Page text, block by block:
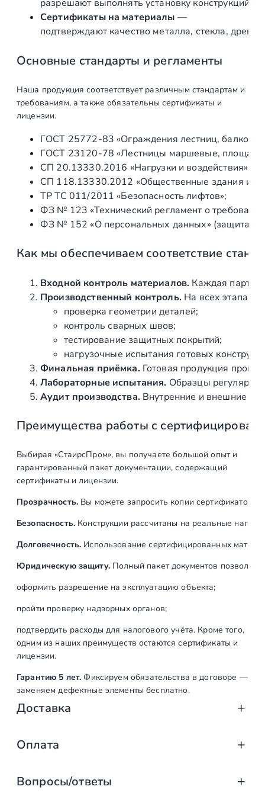
Производство
крепежей
ед 1
Изготовление
ограждений
ед
Изготовление
поручня
ед 1
Монтаж
Доставка,
разгрузка
ед 1
закладных
Монтаж перил ед
1
Установка поручня
м
разрешают выполнять установку конструкций
Сертификаты на материалы —
подтверждают качество металла, стекла,
Основные стандарты и регламенты
Наша продукция соответствует различным стандартам и
требованиям, а также обязательны сертификаты и
лицензии.
ГОСТ 25772‑83 «Ограждения лестниц,
ГОСТ 23120‑78 «Лестницы маршевые,
СП 20.13330.2016 «Нагрузки и воздействия»
СП 118.13330.2012 «Общественные здания и
ТР ТС 011/2011 «Безопасность лифтов»;
ФЗ № 123 «Технический регламент о
ФЗ № 152 «О персональных данных» (защита
Как мы обеспечиваем соответствие
Входной контроль материалов. Каждая партия
Производственный контроль.На всех этапах
проверка геометрии деталей;
контроль сварных швов;
тестирование защитных покрытий;
нагрузочные испытания готовых
Финальная приёмка.Готовая продукция
Лабораторные испытания. Образцы регулярно
Аудит производства.Внутренние и внешние
Преимущества работы с
Выбирая «СтаирсПром», вы получаете большой опыт и
гарантированный пакет документации, содержащий
сертификаты и лицензии.
Прозрачность.Вы можете запросить копии сертификатов
Безопасность.Конструкции рассчитаны на реальные
Долговечность. Использование сертифицированных
Юридическую защиту.Полный пакет документов позволяет:
оформить разрешение на эксплуатацию объекта;
пройти проверку надзорных органов;
подтвердить расходы для налогового учёта. Кроме того,
одним из наших преимуществ остаются сертификаты и
лицензии.
Гарантию 5 лет. Фиксируем обязательства в договоре —
заменяем дефектные элементы бесплатно.
Доставка
Доставка от «СтаирсПром»: аккуратно,
от упаковки на производстве до разгрузки на объекте.
Какие изделия мы доставляем
Оплата
Оплата услуг «СтаирсПром»: удобно,
Вопросы/ответы